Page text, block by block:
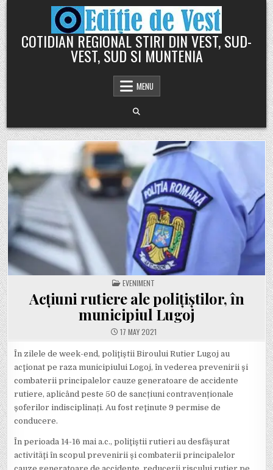
Skip
to
content
COTIDIAN REGIONAL STIRI DIN VEST, SUD-
VEST, SUD SI MUNTENIA
MENU
POSTED
EVENIMENT
Acțiuni rutiere ale polițiștilor, în
municipiul Lugoj
17 MAY 2021
În zilele de week-end, poliţiştii Biroului Rutier Lugoj au
acţionat pe raza municipiului Logoj, în vederea prevenirii şi
combaterii principalelor cauze generatoare de accidente
rutiere, aplicând peste 50 de sancțiuni contravenționale
șoferilor indisciplinați. Au fost reţinute 9 permise de
conducere.
În perioada 14-16 mai a.c., poliţiştii rutieri au desfăşurat
activităţi în scopul prevenirii şi combaterii principalelor